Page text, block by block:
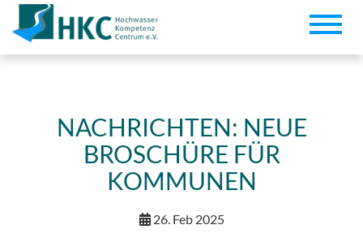
Toggle
NACHRICHTEN: NEUE
BROSCHÜRE FÜR
KOMMUNEN
26. Feb 2025